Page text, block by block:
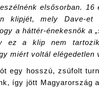
elsősorban.
klipjét, mely Dave-et
a háttér-énekesnők a
ez a klip nem
miért voltál elégedetlen
egy hosszú, zsúfolt
így jött Magyarország